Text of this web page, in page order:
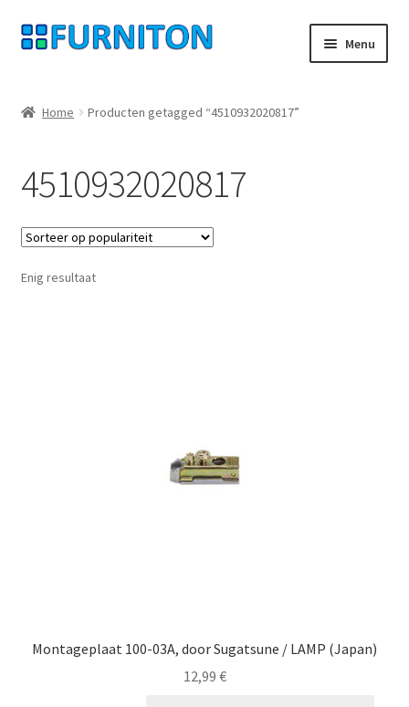
Ga
door
navigatie
Ga
naar
inhoud
Menu
Gegevensbescherming
Herroepingsrecht
Neem contact op met
Home Producten getagged “4510932020817”
4510932020817
Enig resultaat
Montageplaat 100-03A, door Sugatsune / LAMP (Japan)
12,99 €